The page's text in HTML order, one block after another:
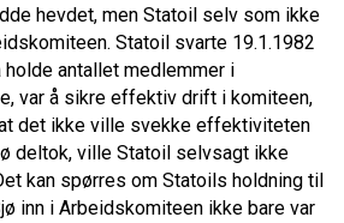
hevdet, men Statoil selv som ikke
Statoil svarte 19.1.1982
antallet medlemmer i
var å sikre effektiv drift i komiteen,
det ikke ville svekke effektiviteten
deltok, ville Statoil selvsagt ikke
kan spørres om Statoils holdning til
inn i Arbeidskomiteen ikke bare var